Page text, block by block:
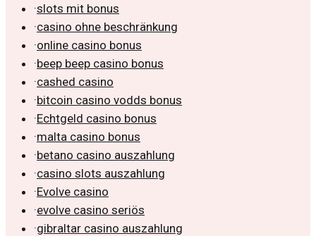
·slots mit bonus
·casino ohne beschränkung
·online casino bonus
·beep beep casino bonus
·cashed casino
·bitcoin casino vodds bonus
·Echtgeld casino bonus
·malta casino bonus
·betano casino auszahlung
·casino slots auszahlung
·Evolve casino
·evolve casino seriös
·gibraltar casino auszahlung